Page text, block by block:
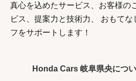
真心を込めたサービス、お客様の
ビス、提案力と技術力、
おもてな
フをサポートします！
Honda Cars 岐阜県央につ